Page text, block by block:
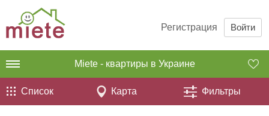
Регистрация Войти
Miete - квартиры в Украине
Список Карта Фильтры